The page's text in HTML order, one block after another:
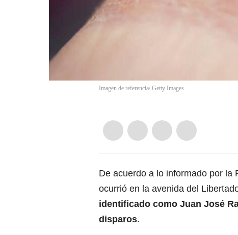
Imagen de referencia/ Getty Images
De acuerdo a lo informado por la
ocurrió en la avenida del
identificado como Juan José
disparos.